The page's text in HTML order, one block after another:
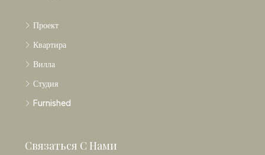
Проект
Квартира
Вилла
Студия
Furnished
Связаться С Нами